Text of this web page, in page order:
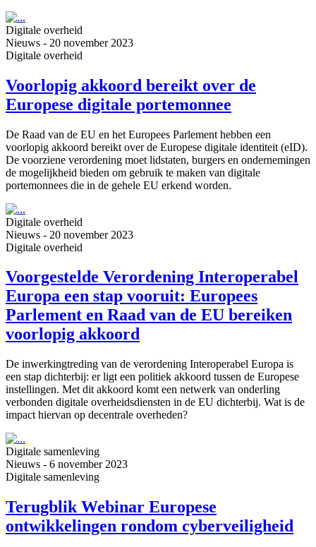
Digitale overheid
Nieuws - 20 november 2023
Digitale overheid
Voorlopig akkoord bereikt over de
Europese digitale portemonnee
De Raad van de EU en het Europees Parlement hebben een
voorlopig akkoord bereikt over de Europese digitale identiteit (eID).
De voorziene verordening moet lidstaten, burgers en ondernemingen
de mogelijkheid bieden om gebruik te maken van digitale
portemonnees die in de gehele EU erkend worden.
Digitale overheid
Nieuws - 20 november 2023
Digitale overheid
Voorgestelde Verordening Interoperabel
Europa een stap vooruit: Europees
Parlement en Raad van de EU bereiken
voorlopig akkoord
De inwerkingtreding van de verordening Interoperabel Europa is
een stap dichterbij: er ligt een politiek akkoord tussen de Europese
instellingen. Met dit akkoord komt een netwerk van onderling
verbonden digitale overheidsdiensten in de EU dichterbij. Wat is de
impact hiervan op decentrale overheden?
Digitale samenleving
Nieuws - 6 november 2023
Digitale samenleving
Terugblik Webinar Europese
ontwikkelingen rondom cyberveiligheid